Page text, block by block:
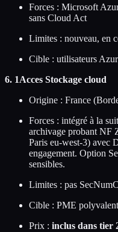
Forces : Microsoft
sans Cloud Act
Limites : nouveau, en
Cible : utilisateurs
6. 1Acces Stockage cloud
Origine : France
Forces : intégré à la
archivage probant NF
Paris eu-west-3) avec
engagement. Option
sensibles.
Limites : pas
Cible : PME
Prix : inclus dans tier